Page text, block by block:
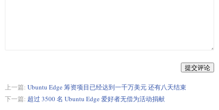
提交评论
上一篇: Ubuntu Edge 筹资项目已经达到一千万美元 还有八天结束
下一篇: 超过 3500 名 Ubuntu Edge 爱好者无偿为活动捐献